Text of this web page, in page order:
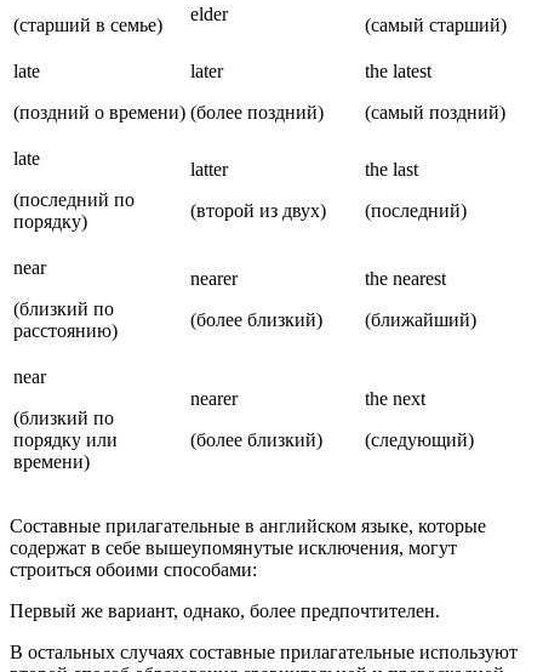
(старший в семье)
elder
(самый старший)
late
(поздний о времени)
later
(более поздний)
the latest
(самый поздний)
late
(последний по
порядку)
latter
(второй из двух)
the last
(последний)
near
(близкий по
расстоянию)
nearer
(более близкий)
the nearest
(ближайший)
near
(близкий по
порядку или
времени)
nearer
(более близкий)
the next
(следующий)
Составные прилагательные в английском языке, которые
содержат в себе вышеупомянутые исключения, могут
строиться обоими способами:
Первый же вариант, однако, более предпочтителен.
В остальных случаях составные прилагательные используют